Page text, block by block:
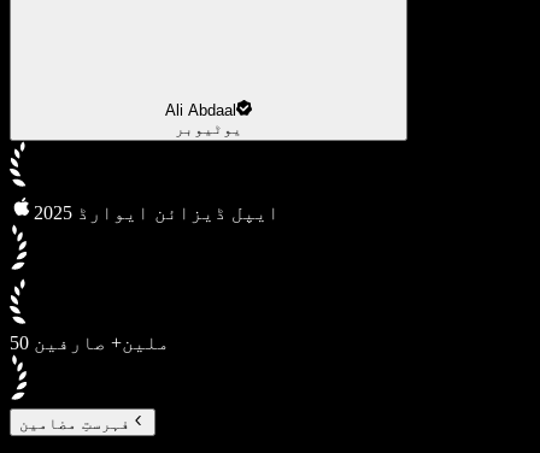
Ali Abdaal
یوٹیوبر
2025 ایپل ڈیزائن ایوارڈ
50 ملین+ صارفین
فہرستِ مضامین